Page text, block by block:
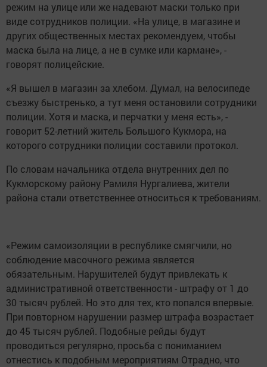
режим на улице или же надевают маски только при
виде сотрудников полиции. «На улице, в магазине и
других общественных местах рекомендуем, чтобы
маска была на лице, а не в сумке или кармане», -
говорят полицейские.
«Я вышел в магазин за хлебом. Думал, на велосипеде
съезжу быстренько, а тут меня остановили сотрудники
полиции. Хотя и маска, и перчатки у меня есть», -
говорит 52-летний житель Большого Кукмора, на
которого сотрудники полиции составили протокол.
По словам начальника отдела внутренних дел по
Кукморскому району Рамиля Нургалиева, жители
района стали ответственнее относиться к требованиям.
«Режим самоизоляции в республике смягчили, но
соблюдение масочного режима является
обязательным. Нарушителей будут привлекать к
административной ответственности - штрафу от 1 до
30 тысяч рублей. Но это для тех, кто попался впервые.
При повторном нарушении размер штрафа возрастает
до 45 тысяч рублей. Подобные рейды будут
проводиться регулярно, просьба с пониманием
отнестись к подобным мероприятиям Отрадно, что